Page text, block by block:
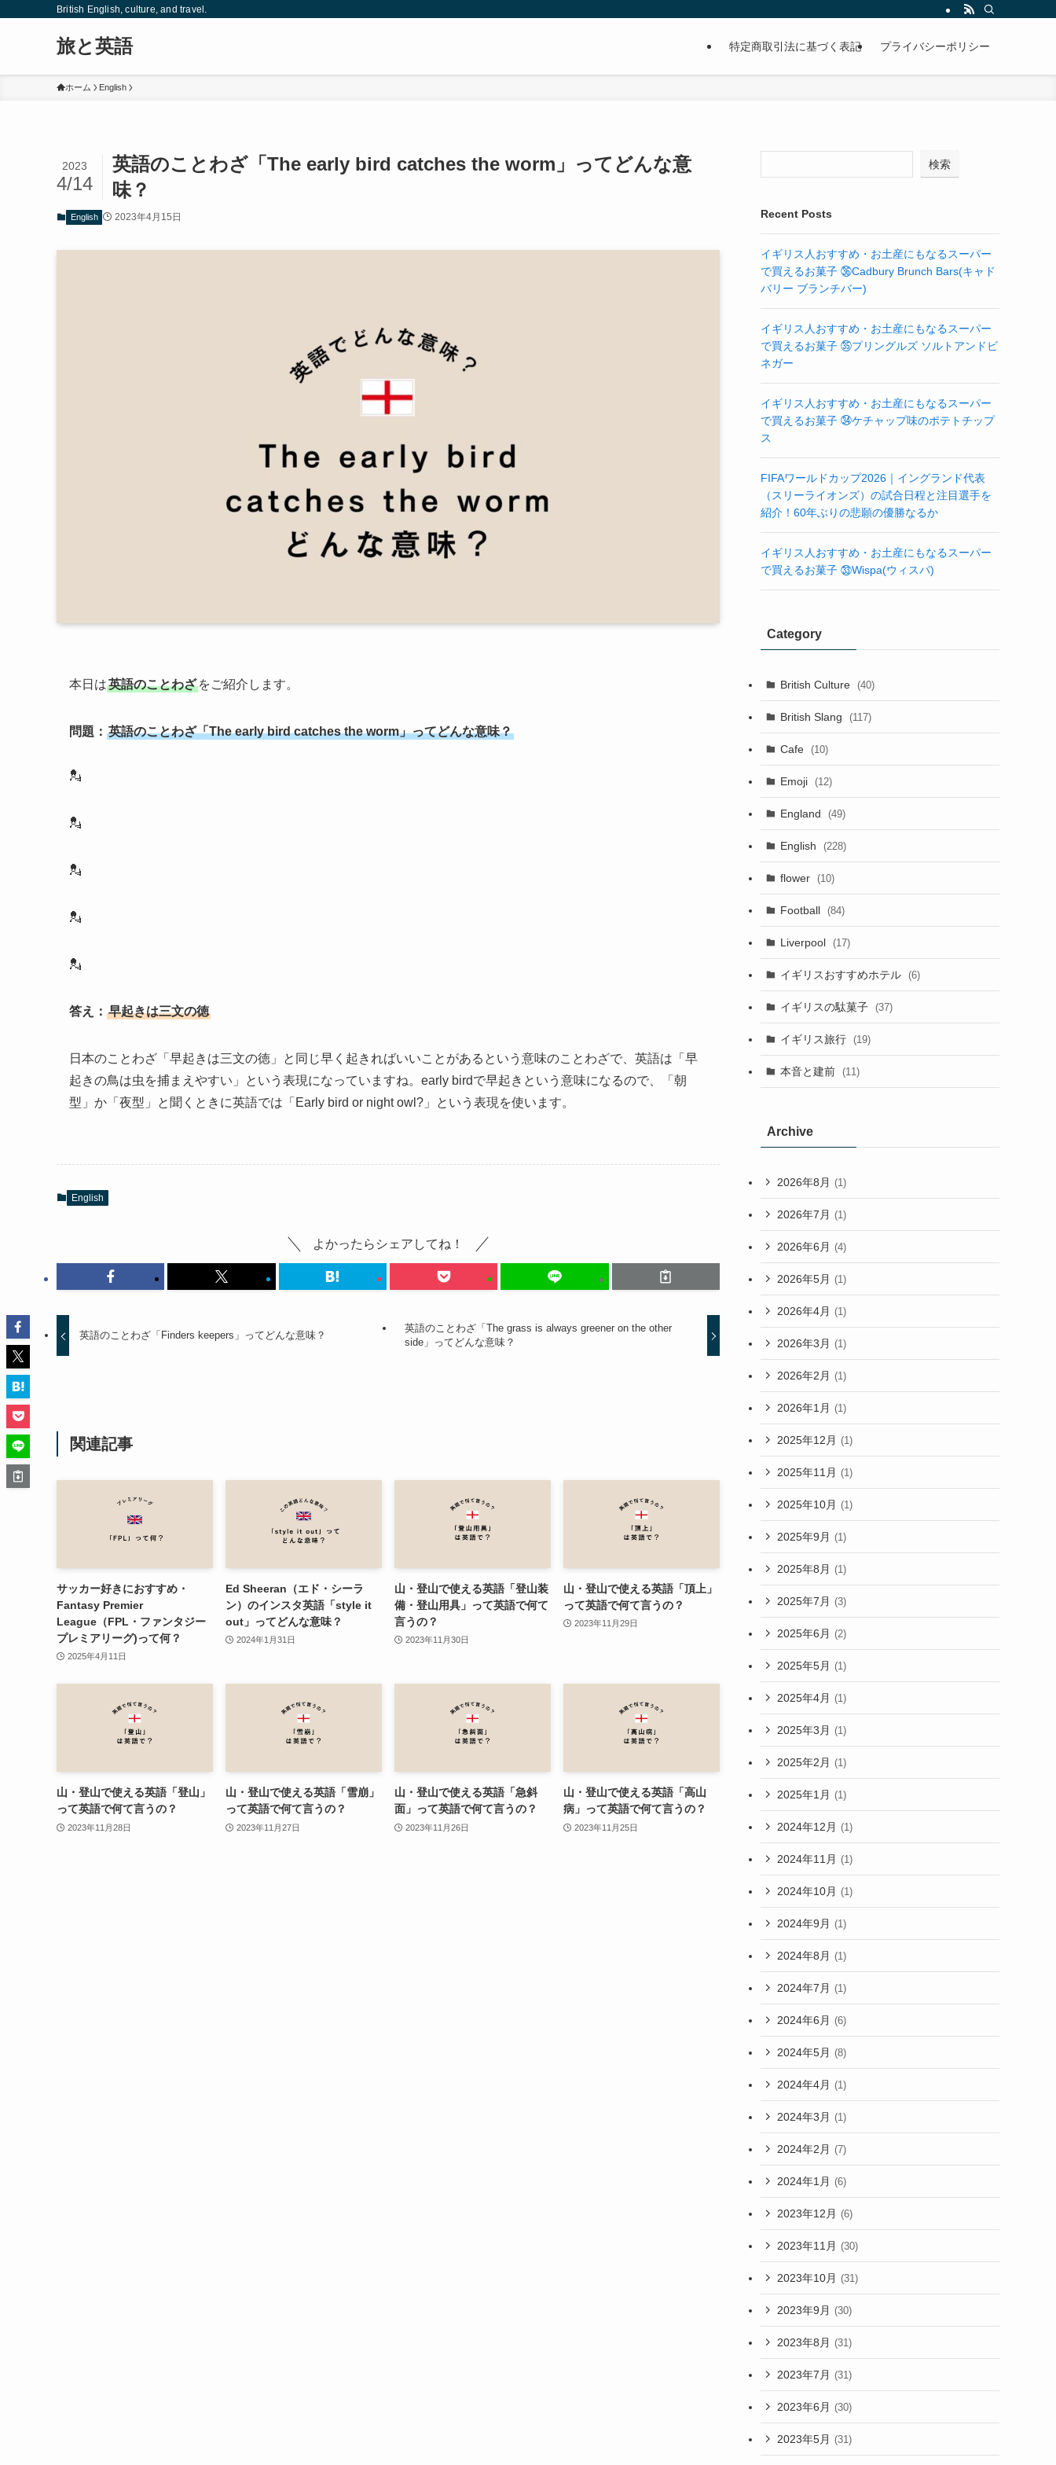
British English, culture, and travel.
旅と英語 特定商取引法に基づく表記 プライバシーポリシー
ホーム English
英語のことわざ「The early bird catches the worm」ってどんな意
味？
2023
4/14
English 2023年4月15日
本日は英語のことわざ をご紹介します。
問題： 英語のことわざ「The early bird catches the worm」ってどんな意味？
💂
💂
💂
💂
💂
答え： 早起きは三文の徳
日本のことわざ「早起きは三文の徳」と同じ早く起きればいいことがあるという意味のことわざで、英語は「早
起きの鳥は虫を捕まえやすい」という表現になっていますね。early birdで早起きという意味になるので、「朝
型」か「夜型」と聞くときに英語では「Early bird or night owl?」という表現を使います。
English
よかったらシェアしてね！
英語のことわざ「Finders keepers」ってどんな意味？
英語のことわざ「The grass is always greener on the other
side」ってどんな意味？
関連記事
サッカー好きにおすすめ・
Fantasy Premier
League（FPL・ファンタジー
プレミアリーグ)って何？
2025年4月11日
Ed Sheeran（エド・シーラ
ン）のインスタ英語「style it
out」ってどんな意味？
2024年1月31日
山・登山で使える英語「登山装
備・登山用具」って英語で何て
言うの？
2023年11月30日
山・登山で使える英語「頂上」
って英語で何て言うの？
2023年11月29日
山・登山で使える英語「登山」
って英語で何て言うの？
2023年11月28日
山・登山で使える英語「雪崩」
って英語で何て言うの？
2023年11月27日
山・登山で使える英語「急斜
面」って英語で何て言うの？
2023年11月26日
山・登山で使える英語「高山
病」って英語で何て言うの？
2023年11月25日
検索
Recent Posts
イギリス人おすすめ・お土産にもなるスーパー
で買えるお菓子 ㊱Cadbury Brunch Bars(キャド
バリー ブランチバー)
イギリス人おすすめ・お土産にもなるスーパー
で買えるお菓子 ㉟プリングルズ ソルトアンドビ
ネガー
イギリス人おすすめ・お土産にもなるスーパー
で買えるお菓子 ㉞ケチャップ味のポテトチップ
ス
FIFAワールドカップ2026｜イングランド代表
（スリーライオンズ）の試合日程と注目選手を
紹介！60年ぶりの悲願の優勝なるか
イギリス人おすすめ・お土産にもなるスーパー
で買えるお菓子 ㉝Wispa(ウィスパ)
Category
British Culture (40)
British Slang (117)
Cafe (10)
Emoji (12)
England (49)
English (228)
flower (10)
Football (84)
Liverpool (17)
イギリスおすすめホテル (6)
イギリスの駄菓子 (37)
イギリス旅行 (19)
本音と建前 (11)
Archive
2026年8月 (1)
2026年7月 (1)
2026年6月 (4)
2026年5月 (1)
2026年4月 (1)
2026年3月 (1)
2026年2月 (1)
2026年1月 (1)
2025年12月 (1)
2025年11月 (1)
2025年10月 (1)
2025年9月 (1)
2025年8月 (1)
2025年7月 (3)
2025年6月 (2)
2025年5月 (1)
2025年4月 (1)
2025年3月 (1)
2025年2月 (1)
2025年1月 (1)
2024年12月 (1)
2024年11月 (1)
2024年10月 (1)
2024年9月 (1)
2024年8月 (1)
2024年7月 (1)
2024年6月 (6)
2024年5月 (8)
2024年4月 (1)
2024年3月 (1)
2024年2月 (7)
2024年1月 (6)
2023年12月 (6)
2023年11月 (30)
2023年10月 (31)
2023年9月 (30)
2023年8月 (31)
2023年7月 (31)
2023年6月 (30)
2023年5月 (31)